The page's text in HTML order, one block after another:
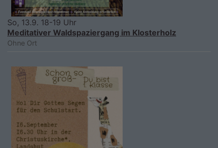
So, 13.9. 18-19 Uhr
Meditativer Waldspaziergang im Klosterholz
Ohne Ort